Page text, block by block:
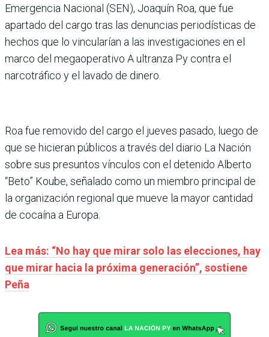
Emergencia Nacional (SEN), Joaquín Roa, que fue
apartado del cargo tras las denuncias periodísticas de
hechos que lo vincularían a las investigaciones en el
marco del megaoperativo A ultranza Py contra el
narcotráfico y el lavado de dinero.
Roa fue removido del cargo el jueves pasado, luego de
que se hicieran públicos a través del diario La Nación
sobre sus presuntos vínculos con el detenido Alberto
“Beto” Koube, señalado como un miembro principal de
la organización regional que mueve la mayor cantidad
de cocaína a Europa.
Lea más: “No hay que mirar solo las elecciones, hay
que mirar hacia la próxima generación”, sostiene
Peña